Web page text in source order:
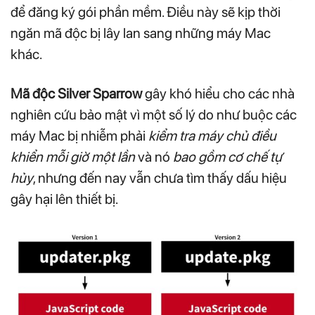
để đăng ký gói phần mềm. Điều này sẽ kịp thời
ngăn mã độc bị lây lan sang những máy Mac
khác.
Mã độc Silver Sparrowgây khó hiểu cho các nhà
nghiên cứu bảo mật vì một số lý do như buộc các
máy Mac bị nhiễm phải kiểm tra máy chủ điều
khiển mỗi giờ một lầnvà nó bao gồm cơ chế tự
hủy, nhưng đến nay vẫn chưa tìm thấy dấu hiệu
gây hại lên thiết bị.